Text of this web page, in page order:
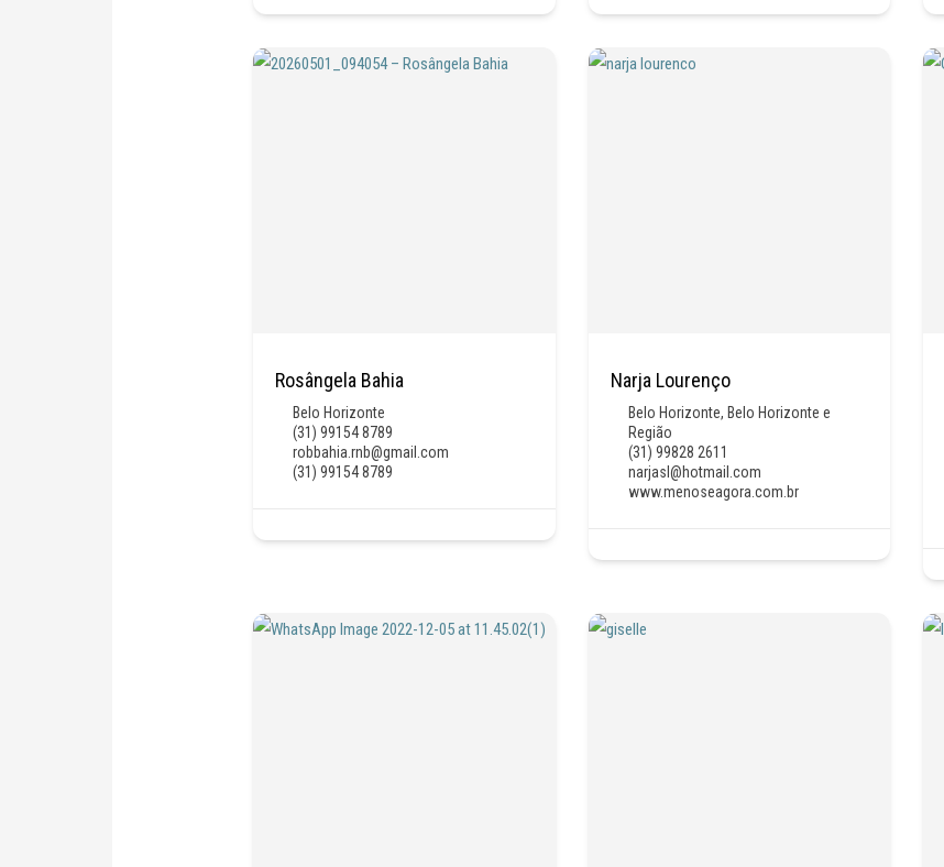
Rosângela Bahia
Belo Horizonte
(31) 99154 8789
robbahia.rnb@gmail.com
(31) 99154 8789
Narja Lourenço
Belo Horizonte, Belo Horizonte e
Região
(31) 99828 2611
narjasl@hotmail.com
www.menoseagora.com.br